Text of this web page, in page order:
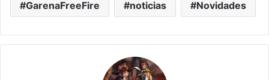
GarenaFreeFire noticias Novidades